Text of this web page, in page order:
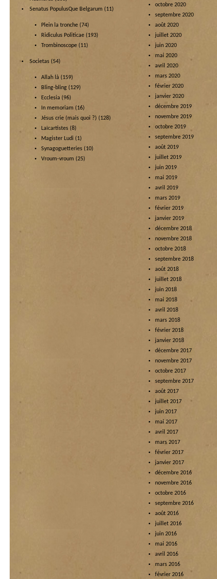
Senatus PopulusQue Belgarum (11)
Plein la tronche (74)
Ridiculus Politicae (193)
Trombinoscope (11)
Societas (54)
Allah là (159)
Bling-bling (129)
Ecclesia (96)
In memoriam (16)
Jésus crie (mais quoi ?) (128)
Laïcartistes (8)
Magister Ludi (1)
Synagoguetteries (10)
Vroum-vroum (25)
octobre 2020
septembre 2020
août 2020
juillet 2020
juin 2020
mai 2020
avril 2020
mars 2020
février 2020
janvier 2020
décembre 2019
novembre 2019
octobre 2019
septembre 2019
août 2019
juillet 2019
juin 2019
mai 2019
avril 2019
mars 2019
février 2019
janvier 2019
décembre 2018
novembre 2018
octobre 2018
septembre 2018
août 2018
juillet 2018
juin 2018
mai 2018
avril 2018
mars 2018
février 2018
janvier 2018
décembre 2017
novembre 2017
octobre 2017
septembre 2017
août 2017
juillet 2017
juin 2017
mai 2017
avril 2017
mars 2017
février 2017
janvier 2017
décembre 2016
novembre 2016
octobre 2016
septembre 2016
août 2016
juillet 2016
juin 2016
mai 2016
avril 2016
mars 2016
février 2016